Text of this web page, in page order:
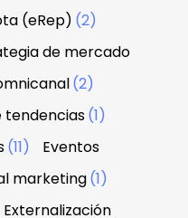
(eRep) (2)
de mercado
(2)
tendencias(1)
(11)
Eventos
marketing(1)
Externalización